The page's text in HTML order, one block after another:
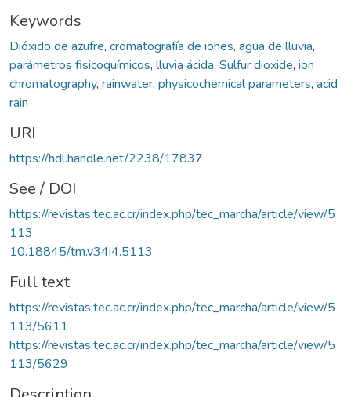
Keywords
Dióxido de azufre, cromatografía de iones, agua de lluvia,
parámetros fisicoquímicos, lluvia ácida, Sulfur dioxide, ion
chromatography, rainwater, physicochemical parameters, acid
rain
URI
https://hdl.handle.net/2238/17837
See / DOI
https://revistas.tec.ac.cr/index.php/tec_marcha/article/view/5
113
10.18845/tm.v34i4.5113
Full text
https://revistas.tec.ac.cr/index.php/tec_marcha/article/view/5
113/5611
https://revistas.tec.ac.cr/index.php/tec_marcha/article/view/5
113/5629